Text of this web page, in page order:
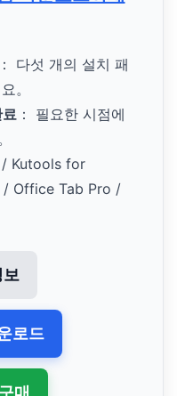
： 다섯 개의 설치 패
。
： 필요한 시점에
Kutools for
Office Tab Pro /
로드
매